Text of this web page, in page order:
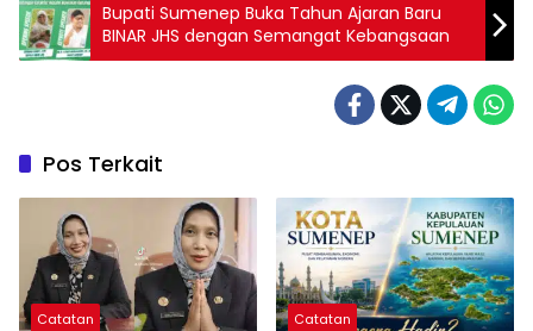
Bupati Sumenep Buka Tahun Ajaran Baru
BINAR JHS dengan Semangat Kebangsaan
Pos Terkait
Catatan Catatan